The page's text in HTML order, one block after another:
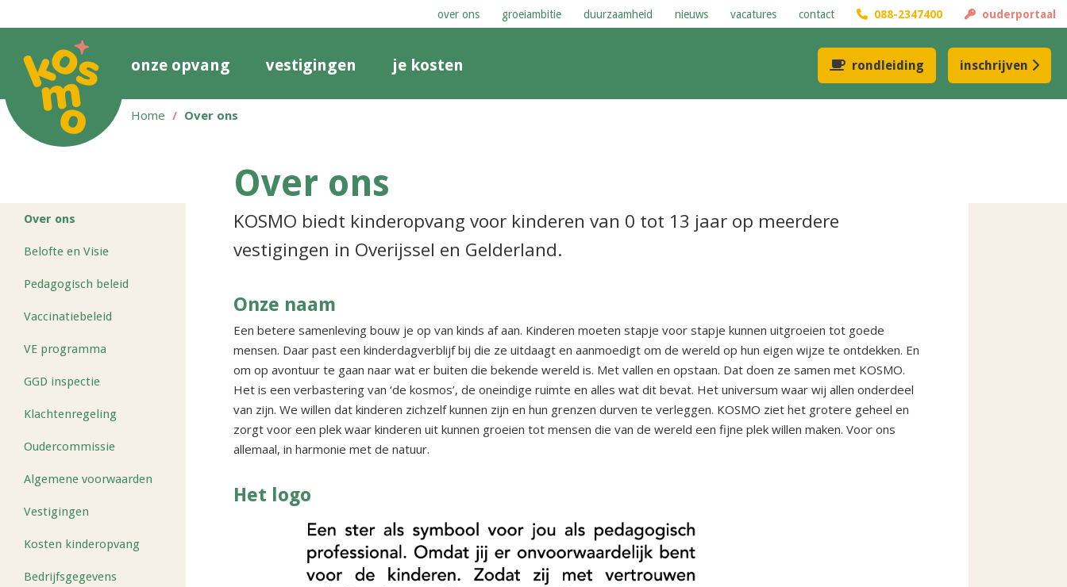
onze opvang vestigingen je kosten inschrijven
rondleiding
over ons groeiambitie duurzaamheid nieuws vacatures contact 088-2347400 ouderportaal
Home Over ons
Over ons
Belofte en Visie
Pedagogisch beleid
Vaccinatiebeleid
VE programma
GGD inspectie
Klachtenregeling
Oudercommissie
Algemene voorwaarden
Vestigingen
Kosten kinderopvang
Bedrijfsgegevens
Over ons
KOSMO biedt kinderopvang voor kinderen van 0 tot 13 jaar op meerdere
vestigingen in Overijssel en Gelderland.
Onze naam
Een betere samenleving bouw je op van kinds af aan. Kinderen moeten stapje voor stapje kunnen uitgroeien tot goede
mensen. Daar past een kinderdagverblijf bij die ze uitdaagt en aanmoedigt om de wereld op hun eigen wijze te ontdekken. En
om op avontuur te gaan naar wat er buiten die bekende wereld is. Met vallen en opstaan. Dat doen ze samen met KOSMO.
Het is een verbastering van ‘de kosmos’, de oneindige ruimte en alles wat dit bevat. Het universum waar wij allen onderdeel
van zijn. We willen dat kinderen zichzelf kunnen zijn en hun grenzen durven te verleggen. KOSMO ziet het grotere geheel en
zorgt voor een plek waar kinderen uit kunnen groeien tot mensen die van de wereld een fijne plek willen maken. Voor ons
allemaal, in harmonie met de natuur.
Het logo